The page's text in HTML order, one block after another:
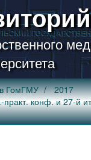
ГомГМУ
2017
конф. и 27-й